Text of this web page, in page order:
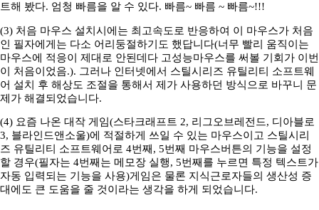
트해 봤다. 엄청 빠름을 알 수 있다. 빠름~ 빠름 ~ 빠름~!!!
(3) 처음 마우스 설치시에는 최고속도로 반응하여 이 마우스가 처음
인 필자에게는 다소 어리둥절하기도 했답니다(너무 빨리 움직이는
마우스에 적응이 제대로 안된데다 고성능마우스를 써볼 기회가 이번
이 처음이었음.). 그러나 인터넷에서 스틸시리즈 유틸리티 소프트웨
어 설치 후 해상도 조절을 통해서 제가 사용하던 방식으로 바꾸니 문
제가 해결되었습니다.
(4) 요즘 나온 대작 게임(스타크래프트 2, 리그오브레전드, 디아블로
3, 블라인드앤소울)에 적절하게 쓰일 수 있는 마우스이고 스틸시리
즈 유틸리티 소프트웨어로 4번째, 5번째 마우스버튼의 기능을 설정
할 경우(필자는 4번째는 메모장 실행, 5번째를 누르면 특정 텍스트가
자동 입력되는 기능을 사용)게임은 물론 지식근로자들의 생산성 증
대에도 큰 도움을 줄 것이라는 생각을 하게 되었습니다.